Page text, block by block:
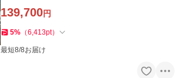
139,700円
5% （6,413pt）
最短8/8お届け